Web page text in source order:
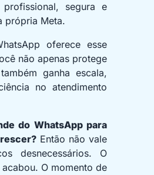
segura e
própria Meta.
oferece esse
não apenas protege
ganha escala,
no atendimento
do WhatsApp para
Então não vale
desnecessários. O
O momento de